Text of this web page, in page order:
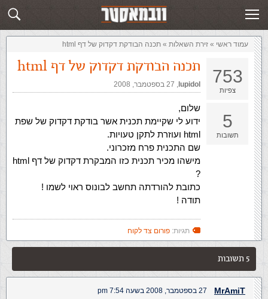
שלח תשובה זירת השאלות
עמוד ראשי » ‏זירת השאלות‏ » תכנה הבודקת דקדוק של דף html
753
צפיות
5
תשובות
תכנה הבודקת דקדוק של דף html
lupidol
,‏ 27 בספטמבר, 2008
שלום,
ידוע לי שקיימת תכנית אשר בודקת דקדוק של שפת
html ועוזרת לתקן טעויות.
שם התכנית פרח מזכרוני.
מישהו מכיר תכנית כזו המבקרת דקדוק של דף html
?
כתובת להורדתה תחשב לבונוס ראוי לשמו !
תודה !
תגיות: פורום צד לקוח
5 תשובות
MrAmiT 27 בספטמבר, 2008 בשעה 7:54 pm